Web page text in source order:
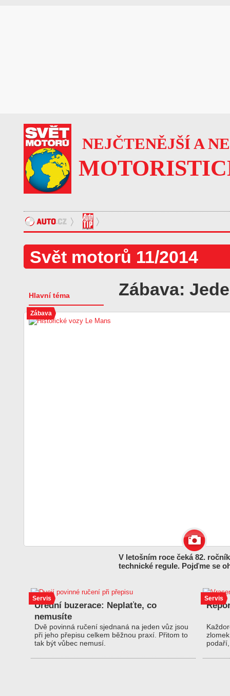
NEJČTENĚJŠÍ A
Svět motorů 11/2014
Zábava:
Hlavní téma
Zábava
V letošním roce čeká 82.
technické regule. Pojďme se
Servis
Úřední buzerace: Neplaťte, co
nemusíte
Dvě povinná ručení sjednaná na jeden vůz jsou
při jeho přepisu celkem běžnou praxí. Přitom to
tak být vůbec nemusí.
Servis